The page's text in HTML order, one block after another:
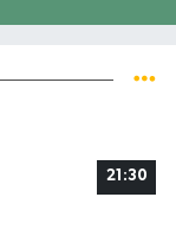
21:30